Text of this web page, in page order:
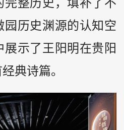
完整历史，填补了不
园历史渊源的认知空
展示了王阳明在贵阳
典诗篇。